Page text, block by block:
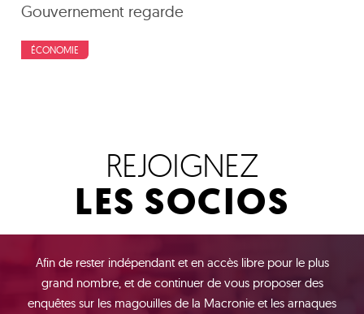
Gouvernement regarde
ÉCONOMIE
REJOIGNEZ
LES SOCIOS
Afin de rester indépendant et en accès libre pour le plus
grand nombre, et de continuer de vous proposer des
enquêtes sur les magouilles de la Macronie et les arnaques